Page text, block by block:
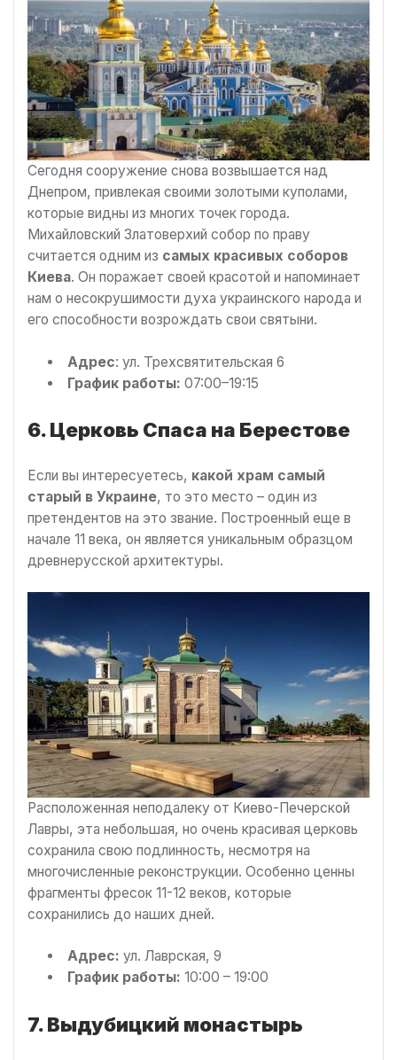
Сегодня сооружение снова возвышается над
Днепром, привлекая своими золотыми куполами,
которые видны из многих точек города.
Михайловский Златоверхий собор по праву
считается одним из самых красивых соборов
Киева. Он поражает своей красотой и напоминает
нам о несокрушимости духа украинского народа и
его способности возрождать свои святыни.
Адрес: ул. Трехсвятительская 6
График работы: 07:00–19:15
6. Церковь Спаса на Берестове
Если вы интересуетесь, какой храм самый
старый в Украине, то это место – один из
претендентов на это звание. Построенный еще в
начале 11 века, он является уникальным образцом
древнерусской архитектуры.
Расположенная неподалеку от Киево-Печерской
Лавры, эта небольшая, но очень красивая церковь
сохранила свою подлинность, несмотря на
многочисленные реконструкции. Особенно ценны
фрагменты фресок 11-12 веков, которые
сохранились до наших дней.
Адрес: ул. Лаврская, 9
График работы: 10:00 – 19:00
7. Выдубицкий монастырь